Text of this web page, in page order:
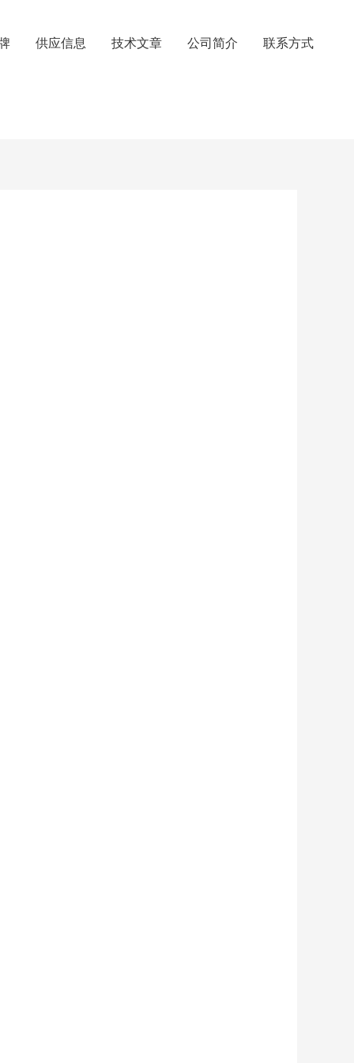
供应信息 技术文章 公司简介 联系方式